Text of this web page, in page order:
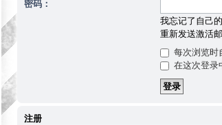
密码：
我忘记了自己
重新发送激活
每次浏览时
在这次登录
注册